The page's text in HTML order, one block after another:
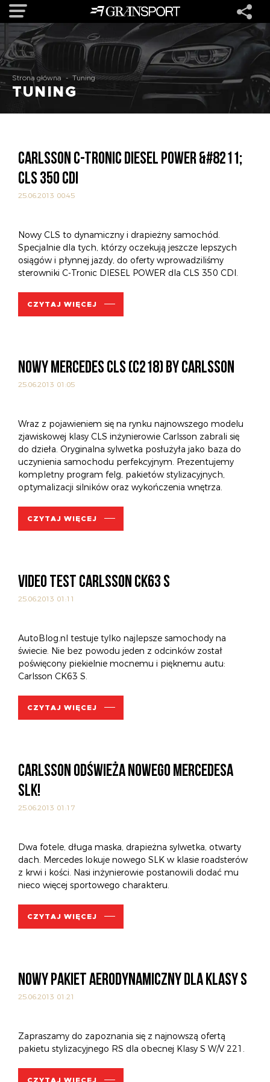
OFERTA
MARKI
KONTAKT
O NAS OFERTA BLOG ZOSTAŃ PARTNEREM
Strona główna - Tuning
TUNING
CARLSSON C-TRONIC DIESEL POWER &#8211;
CLS 350 CDI
25.06.2013 00:45
Nowy CLS to dynamiczny i drapieżny samochód.
Specjalnie dla tych, którzy oczekują jeszcze lepszych
osiągów i płynnej jazdy, do oferty wprowadziliśmy
sterowniki C-Tronic DIESEL POWER dla CLS 350 CDI.
CZYTAJ WIĘCEJ
NOWY MERCEDES CLS (C218) BY CARLSSON
25.06.2013 01:05
Wraz z pojawieniem się na rynku najnowszego modelu
zjawiskowej klasy CLS inżynierowie Carlsson zabrali się
do dzieła. Oryginalna sylwetka posłużyła jako baza do
uczynienia samochodu perfekcyjnym. Prezentujemy
kompletny program felg, pakietów stylizacyjnych,
optymalizacji silników oraz wykończenia wnętrza.
CZYTAJ WIĘCEJ
VIDEO TEST CARLSSON CK63 S
25.06.2013 01:11
AutoBlog.nl testuje tylko najlepsze samochody na
świecie. Nie bez powodu jeden z odcinków został
poświęcony piekielnie mocnemu i pięknemu autu:
Carlsson CK63 S.
CZYTAJ WIĘCEJ
CARLSSON ODŚWIEŻA NOWEGO MERCEDESA
SLK!
25.06.2013 01:17
Dwa fotele, długa maska, drapieżna sylwetka, otwarty
dach. Mercedes lokuje nowego SLK w klasie roadsterów
z krwi i kości. Nasi inżynierowie postanowili dodać mu
nieco więcej sportowego charakteru.
CZYTAJ WIĘCEJ
NOWY PAKIET AERODYNAMICZNY DLA KLASY S
25.06.2013 01:21
Zapraszamy do zapoznania się z najnowszą ofertą
pakietu stylizacyjnego RS dla obecnej Klasy S W/V 221.
CZYTAJ WIĘCEJ